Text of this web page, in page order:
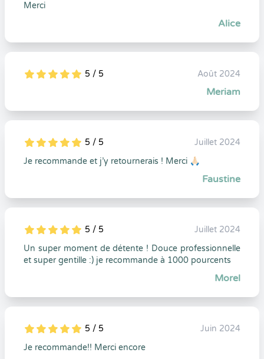
Merci
Alice
5
1
5
0 5 / 5 Août 2024
Meriam
5
1
5
0 5 / 5
Juillet 2024
Je recommande et j’y retournerais ! Merci 🙏🏻
Faustine
5
1
5
0 5 / 5
Juillet 2024
Un super moment de détente ! Douce professionnelle
et super gentille :) je recommande à 1000 pourcents
Morel
5
1
5
0 5 / 5
Juin 2024
Je recommande!! Merci encore